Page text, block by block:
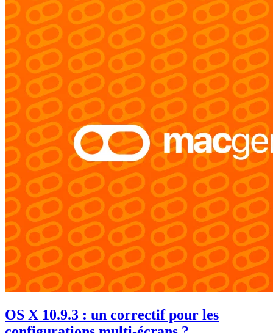
OS X 10.9.3 : un correctif pour les